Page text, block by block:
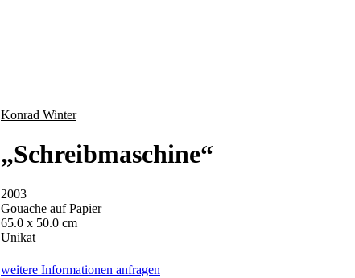
Konrad Winter
„Schreibmaschine“
2003
Gouache auf Papier
65.0 x 50.0 cm
Unikat
weitere Informationen anfragen